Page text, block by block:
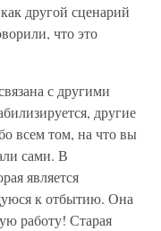
другой сценарий
что это
с другими
другие
всем том, на что вы
сами. В
является
к отбытию. Она
работу! Старая